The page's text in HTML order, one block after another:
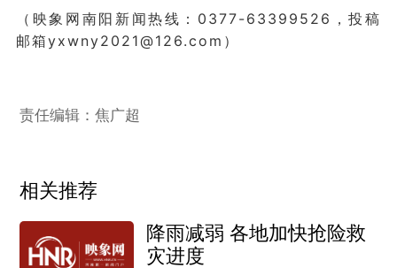
（映象网南阳新闻热线：0377-63399526，投稿
邮箱yxwny2021@126.com）
责任编辑：焦广超
相关推荐
降雨减弱 各地加快抢险救
灾进度